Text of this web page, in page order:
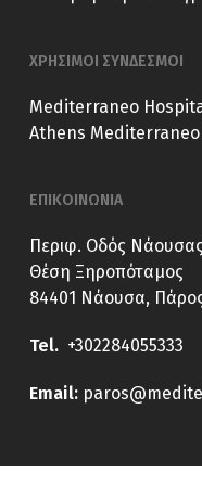
ΧΡΗΣΙΜΟΙ ΣΥΝΔΕΣΜΟΙ
Mediterraneo
Athens
ΕΠΙΚΟΙΝΩΝΙΑ
Περιφ. Οδός Νάουσας
Θέση Ξηροπόταμος
84401 Νάουσα,
Tel. +302284055333
Email: